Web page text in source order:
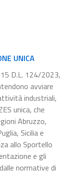
UNICA
15 D.L. 124/2023,
avviare
industriali,
unica, che
Abruzzo,
Sicilia e
allo Sportello
e gli
normative di